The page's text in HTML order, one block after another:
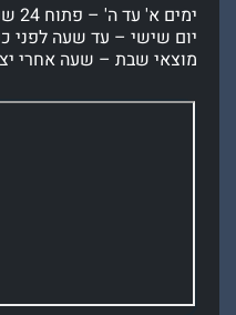
עד ה' – פתוח 24 שעות
– עד שעה לפני כניסת שבת
שבת – שעה אחרי יציאת שבת